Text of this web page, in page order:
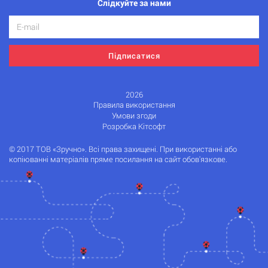
Слідкуйте за нами
Підписатися
2026
Правила використання
Умови згоди
Розробка Кітсофт
© 2017 ТОВ «Зручно». Всі права захищені. При використанні або
копіюванні матеріалів пряме посилання на сайт обов'язкове.